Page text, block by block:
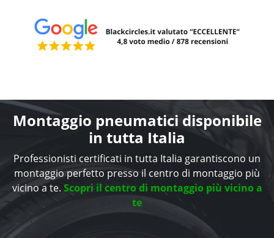
Montaggio pneumatici disponibile
in tutta Italia
Professionisti certificati in tutta Italia garantiscono un
montaggio perfetto presso il centro di montaggio più
vicino a te. Scopri il centro di montaggio più vicino a
te